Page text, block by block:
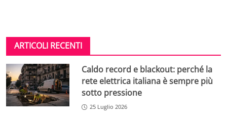
ARTICOLI RECENTI
Caldo record e blackout: perché la
rete elettrica italiana è sempre più
sotto pressione
25 Luglio 2026